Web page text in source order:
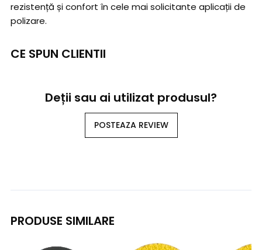
rezistență și confort în cele mai solicitante aplicații de
polizare.
CE SPUN CLIENTII
Deții sau ai utilizat produsul?
POSTEAZA REVIEW
PRODUSE SIMILARE